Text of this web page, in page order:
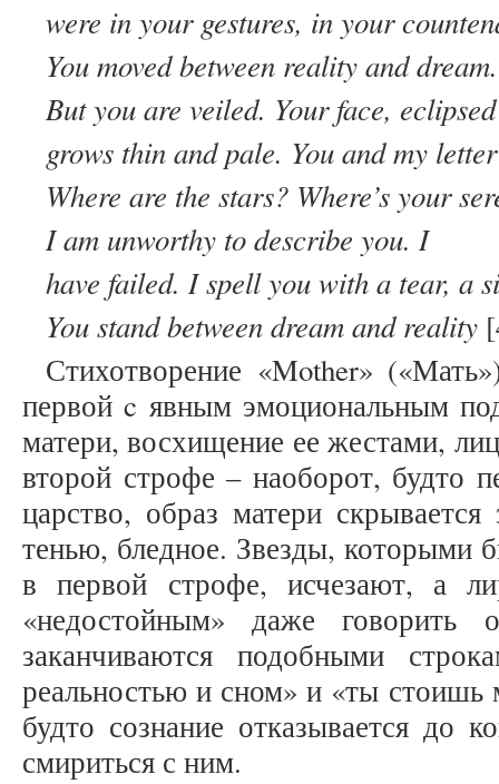
were in your gestures, in your
You moved between reality and
But you are veiled. Your face,
grows thin and pale. You and my
Where are the stars? Where’s your
I am unworthy to describe you. I
have failed. I spell you with a tear, a
You stand between dream and reality
Стихотворение «Mother»
первой c явным эмоциональным
матери, восхищение ее жестами,
второй строфе – наоборот, будто
царство, образ матери
тенью, бледное. Звезды, которыми
в первой строфе, исчезают, а
«недостойным» даже
заканчиваются подобными
реальностью и сном» и «ты
будто сознание отказывается до
смириться с ним.